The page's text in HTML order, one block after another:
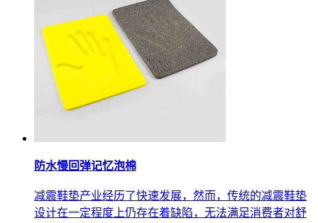
防水慢回弹记忆泡棉
减震鞋垫产业经历了快速发展，然而，传统的减震鞋垫
设计在一定程度上仍存在着缺陷，无法满足消费者对舒